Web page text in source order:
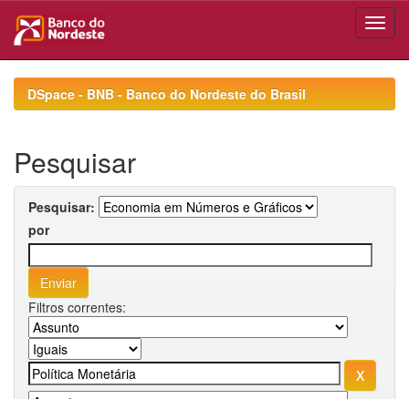
navigationDSpace - BNB - Banco do Nordeste do Brasil
Pesquisar
Pesquisar:
por
Filtros correntes: